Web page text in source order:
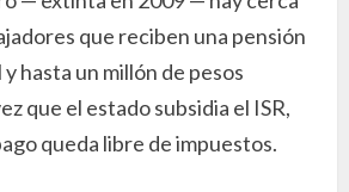
que reciben una pensión
hasta un millón de pesos
que el estado subsidia el ISR,
queda libre de impuestos.